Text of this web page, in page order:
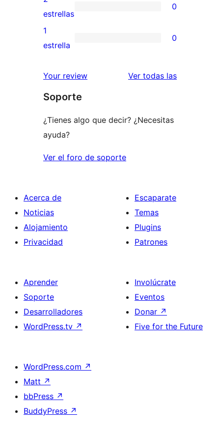
estrellas
de
3
estrellas
0
valoraciones
de
estrellas
estrellas
0
0
de
estrellas
1
estrella
0
Your review Ver todas las
Soporte
¿Tienes algo que decir? ¿Necesitas
ayuda?
Ver el foro de soporte
Acerca de
Noticias
Alojamiento
Privacidad
Escaparate
Temas
Plugins
Patrones
Aprender
Soporte
Desarrolladores
WordPress.tv ↗
Involúcrate
Eventos
Donar ↗
Five for the Future
WordPress.com ↗
Matt ↗
bbPress ↗
BuddyPress ↗